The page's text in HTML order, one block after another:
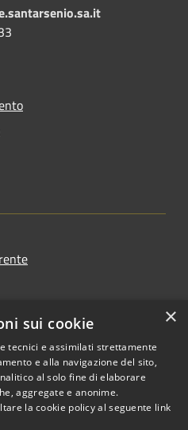
Copyright © 2026 • Comune di
×
sui cookie
tecnici e assimilati strettamente
e alla navigazione del sito,
al solo fine di elaborare
aggregate e anonime.
la cookie policy al seguente link